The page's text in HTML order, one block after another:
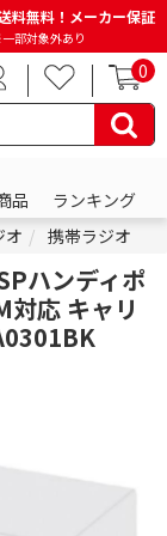
料無料！メーカー保証
部対象外あり
0
品
ランキング
オ 携帯ラジオ
ハンディポ
応 キャリ